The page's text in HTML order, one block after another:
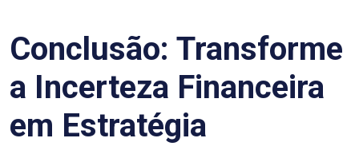
Conclusão: Transforme
a Incerteza Financeira
em Estratégia